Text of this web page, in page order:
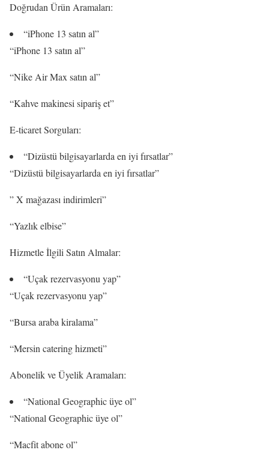
Doğrudan Ürün Aramaları:
“iPhone 13 satın al”
“iPhone 13 satın al”
“Nike Air Max satın al”
“Kahve makinesi sipariş et”
E-ticaret Sorguları:
“Dizüstü bilgisayarlarda en iyi fırsatlar”
“Dizüstü bilgisayarlarda en iyi fırsatlar”
” X mağazası indirimleri”
“Yazlık elbise”
Hizmetle İlgili Satın Almalar:
“Uçak rezervasyonu yap”
“Uçak rezervasyonu yap”
“Bursa araba kiralama”
“Mersin catering hizmeti”
Abonelik ve Üyelik Aramaları:
“National Geographic üye ol”
“National Geographic üye ol”
“Macfit abone ol”